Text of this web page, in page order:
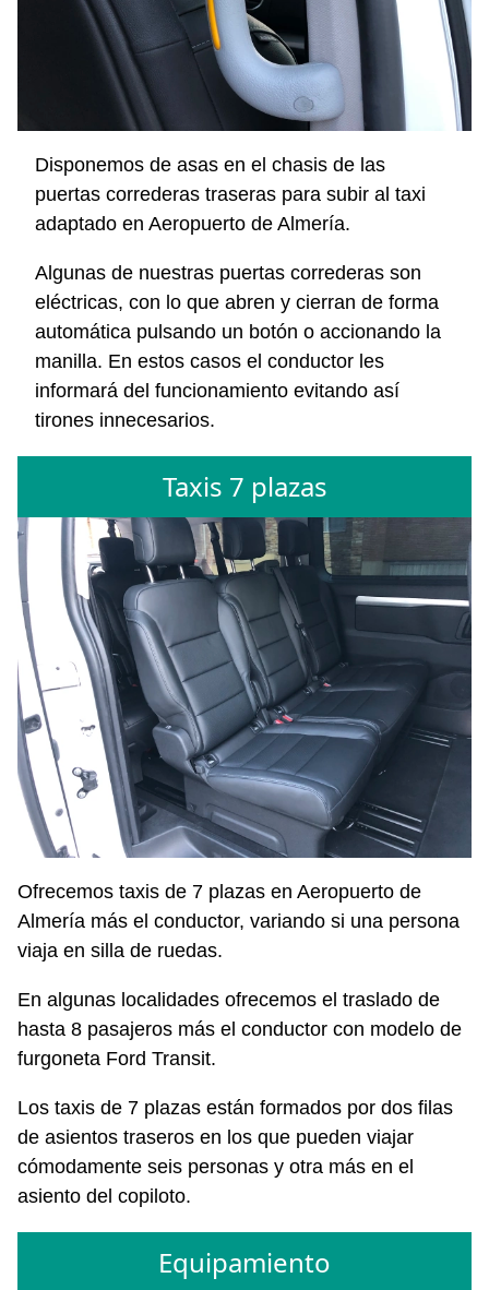
Disponemos de asas en el chasis de las
puertas correderas traseras para subir al taxi
adaptado en Aeropuerto de Almería.
Algunas de nuestras puertas correderas son
eléctricas, con lo que abren y cierran de forma
automática pulsando un botón o accionando la
manilla. En estos casos el conductor les
informará del funcionamiento evitando así
tirones innecesarios.
Taxis 7 plazas
Ofrecemos taxis de 7 plazas en Aeropuerto de
Almería más el conductor, variando si una persona
viaja en silla de ruedas.
En algunas localidades ofrecemos el traslado de
hasta 8 pasajeros más el conductor con modelo de
furgoneta Ford Transit.
Los taxis de 7 plazas están formados por dos filas
de asientos traseros en los que pueden viajar
cómodamente seis personas y otra más en el
asiento del copiloto.
Equipamiento